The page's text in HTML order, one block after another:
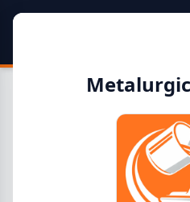
Guía de Empresas